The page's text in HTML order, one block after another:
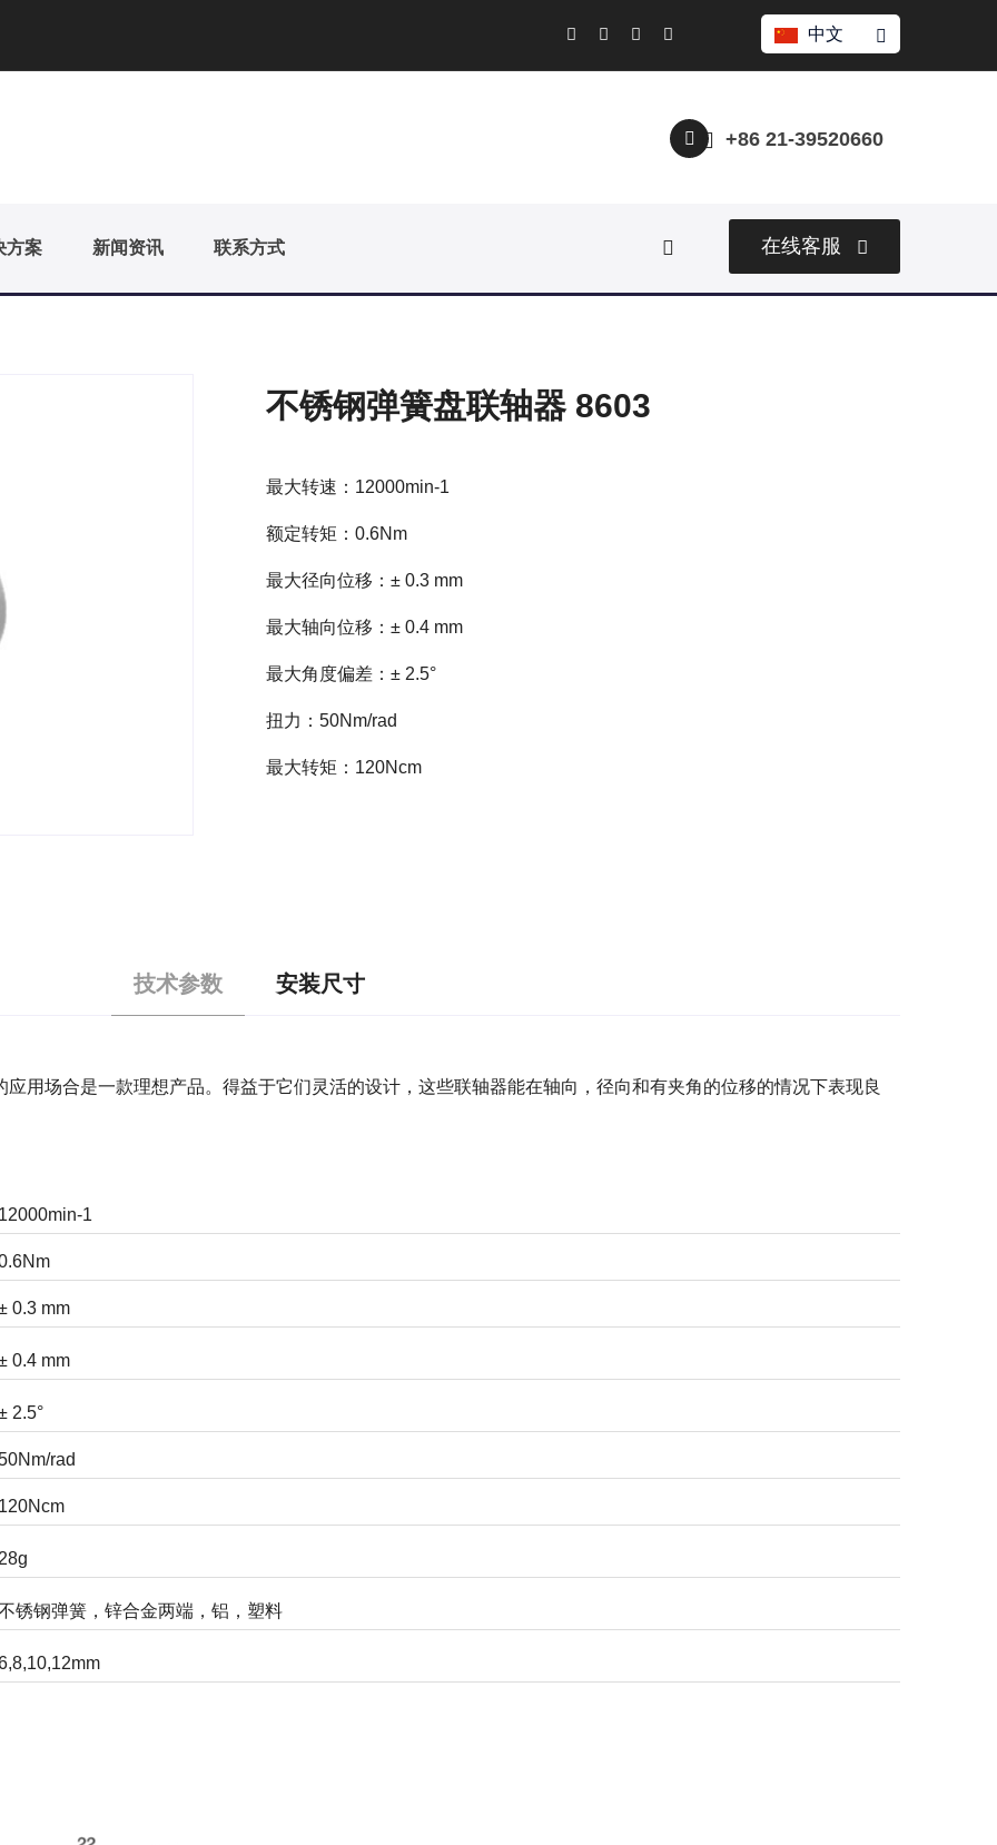
中文
+86 21-39520660
方案 新闻资讯 联系方式 在线客服
不锈钢弹簧盘联轴器 8603
最大转速：12000min-1
额定转矩：0.6Nm
最大径向位移：± 0.3 mm
最大轴向位移：± 0.4 mm
最大角度偏差：± 2.5°
扭力：50Nm/rad
最大转矩：120Ncm
技术参数 安装尺寸
用场合是一款理想产品。得益于它们灵活的设计，这些联轴器能在轴向，径向和有夹角的位移的情况下表现良
1
0.3 mm
0.4 mm
2.5°
rad
锈钢弹簧，锌合金两端，铝，塑料